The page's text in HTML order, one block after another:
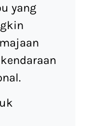
yang